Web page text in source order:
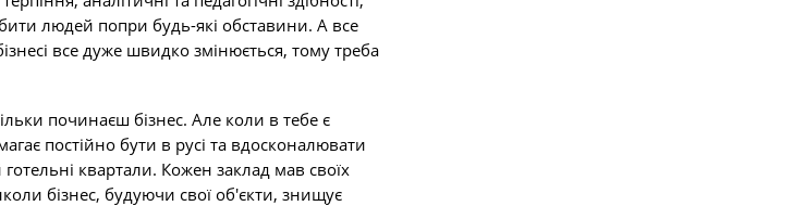
людей попри будь-які обставини. А все
все дуже швидко змінюється, тому треба
починаєш бізнес. Але коли в тебе є
постійно бути в русі та вдосконалювати
квартали. Кожен заклад мав своїх
бізнес, будуючи свої об'єкти, знищує